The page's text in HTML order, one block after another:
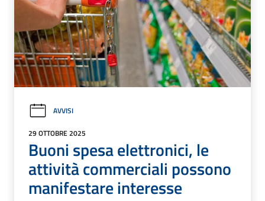
AVVISI
29 OTTOBRE 2025
Buoni spesa elettronici, le
attività commerciali possono
manifestare interesse